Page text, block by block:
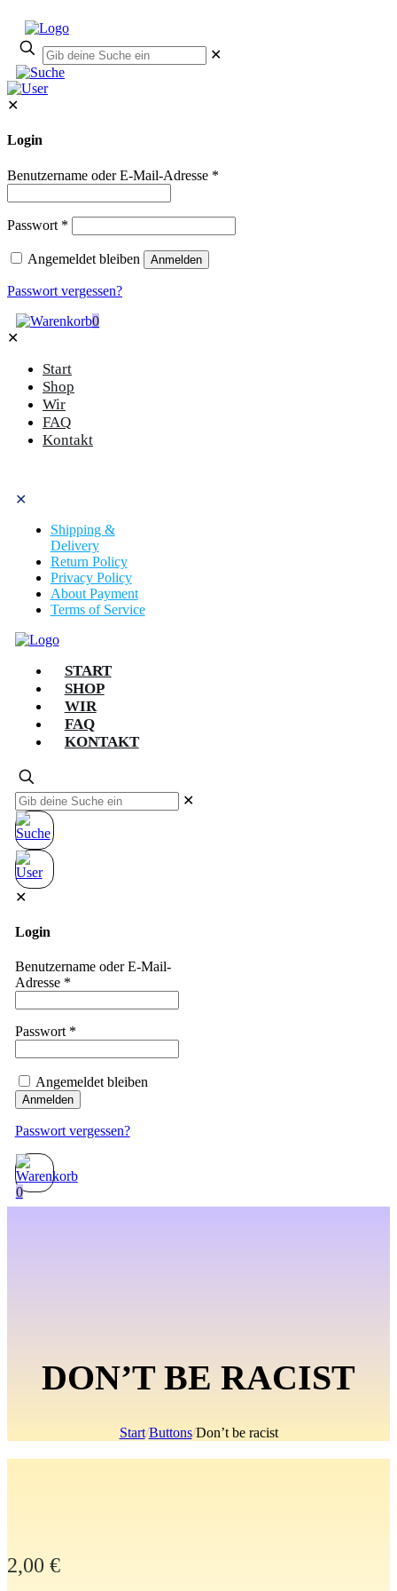
✕
✕
Login
Benutzername oder E-Mail-Adresse *
Passwort *
Angemeldet bleiben Anmelden
Passwort vergessen?
0
✕
Start
Shop
Wir
FAQ
Kontakt
✕
Shipping &
Delivery
Return Policy
Privacy Policy
About Payment
Terms of Service
START
SHOP
WIR
FAQ
KONTAKT
✕
✕
Login
Benutzername oder E-Mail-
Adresse *
Passwort *
Angemeldet bleiben
Anmelden
Passwort vergessen?
0
DON’T BE RACIST
Start/Buttons/Don’t be racist
2,00 €